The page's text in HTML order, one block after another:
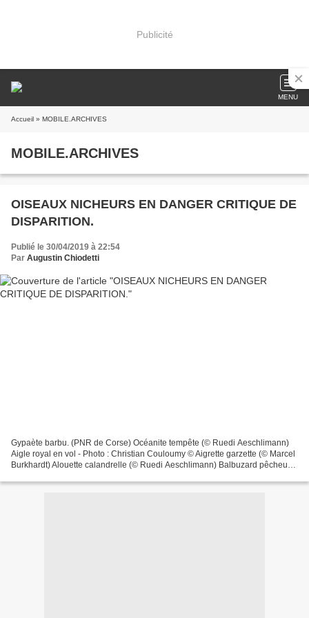
Publicité
MENU
Accueil » MOBILE.ARCHIVES
MOBILE.ARCHIVES
OISEAUX NICHEURS EN DANGER CRITIQUE DE
DISPARITION.
Publié le 30/04/2019 à 22:54
Par Augustin Chiodetti
Gypaète barbu. (PNR de Corse) Océanite tempête (© Ruedi Aeschlimann)
Aigle royal en vol - Photo : Christian Couloumy © Aigrette garzette (© Marcel
Burkhardt) Alouette calandrelle (© Ruedi Aeschlimann) Balbuzard pêcheur